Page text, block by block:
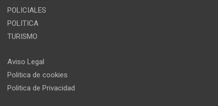
POLICIALES
POLITICA
TURISMO
Aviso Legal
Politica de cookies
Politica de Privacidad